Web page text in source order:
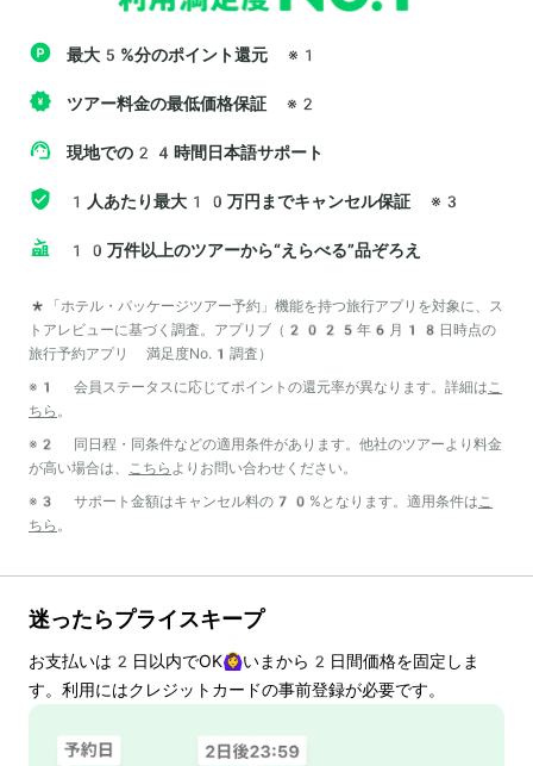
最大5%分のポイント還元 ※1
ツアー料金の最低価格保証 ※2
現地での24時間日本語サポート
1人あたり最大10万円までキャンセル保証 ※3
10万件以上のツアーから“えらべる”品ぞろえ
*「ホテル・パッケージツアー予約」機能を持つ旅行アプリを対象に、ス
トアレビューに基づく調査。アプリブ（2025年6月18日時点の
旅行予約アプリ 満足度No.1調査）
※1 会員ステータスに応じてポイントの還元率が異なります。詳細は こ
ちら 。
※2 同日程・同条件などの適用条件があります。他社のツアーより料金
が高い場合は、
こちら よりお問い合わせください。
※3 サポート金額はキャンセル料の70%となります。適用条件は こ
ちら 。
迷ったらプライスキープ
お支払いは 2 日以内でOK🙆‍♀️いまから 2 日間価格を固定しま
す。利用にはクレジットカードの事前登録が必要です。